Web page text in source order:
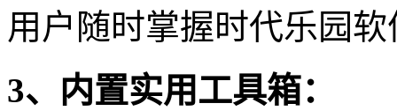
用户随时掌握时代乐园
3、内置实用工具箱：